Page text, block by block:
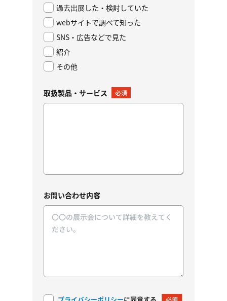
過去出展した・検討していた
webサイトで調べて知った
SNS・広告などで見た
紹介
その他
取扱製品・サービス 必須
お問い合わせ内容
必須